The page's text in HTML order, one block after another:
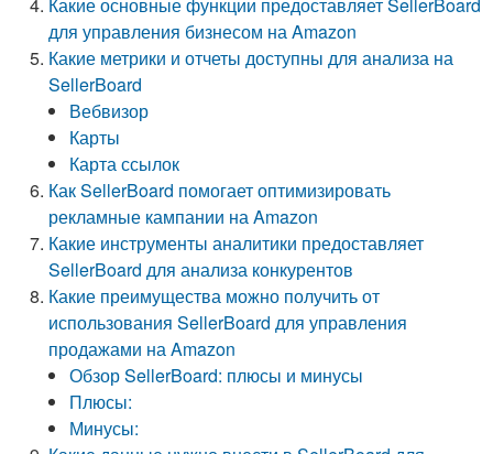
для управления бизнесом на Amazon
Какие метрики и отчеты доступны для анализа на
SellerBoard
Вебвизор
Карты
Карта ссылок
Как SellerBoard помогает оптимизировать
рекламные кампании на Amazon
Какие инструменты аналитики предоставляет
SellerBoard для анализа конкурентов
Какие преимущества можно получить от
использования SellerBoard для управления
продажами на Amazon
Обзор SellerBoard: плюсы и минусы
Плюсы:
Минусы: